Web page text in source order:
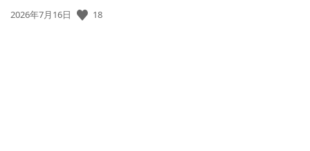
公
2026年7月16日 18